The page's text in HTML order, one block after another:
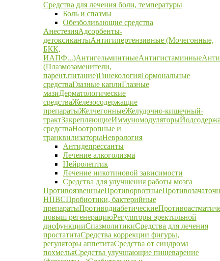
Средства для лечения боли, температуры
Боль и спазмы
Обезболивающие средства
АнестезияАдсорбенты-
детоксикантыАнтигипертензивные (Мочегонные,
БКК,
ИАПФ...)АнтигельминтныеАнтигистаминные
(Плазмозаменители,
парент.питание)ГинекологияГормональные
средстваГлазные каплиГлазные
мазиДерматологические
средстваЖелезосодержащие
препаратыЖелчегонныеЖелудочно-кишечный-
трактЗакрепляющиеИммуномодуляторы
средстваНоотропные и
транквилизаторыНеврология
Антидепрессанты
Лечение алкоголизма
Нейролептик
Лечение никотиновой зависимости
Средства для улучшения работы мозга
ПротивоязвенныеПротиворвотные
НПВСПробиотики, бактерийные
препаратыПротиводиабетические
повыш регенерациюРегуляторы эректильной
дисфункцииСпазмолитикиСредства для лечения
простатитаСредства коррекции фигуры,
регуляторы аппетитаСредства от синдрома
похмельяСредства улучшающие пищеварение